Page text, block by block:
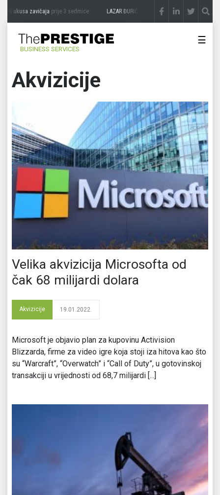
zavičajaprije 3 sedmice LAZAR ĐURIĆ: Promocija potencijal pretvara u
BUSINESS SERVICES
☰
Akvizicije
Velika akvizicija Microsofta od
čak 68 milijardi dolara
Akvizicije 19.01.2022.
Microsoft je objavio plan za kupovinu Activision
Blizzarda, firme za video igre koja stoji iza hitova kao što
su “Warcraft”, “Overwatch” i “Call of Duty”, u gotovinskoj
transakciji u vrijednosti od 68,7 milijardi [...]